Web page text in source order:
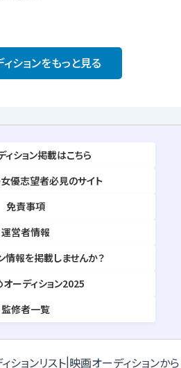
ションをもっと見る
ィション掲載はこちら
優志望者必見のサイト
免責事項
運営者情報
情報を掲載しませんか？
ーディション2025
監修者一覧
ョンリスト|映画オーディションから